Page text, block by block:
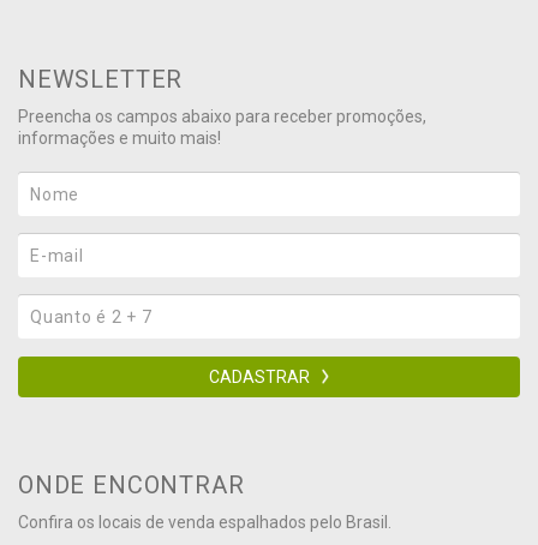
NEWSLETTER
Preencha os campos abaixo para receber promoções,
informações e muito mais!
CADASTRAR
ONDE ENCONTRAR
Confira os locais de venda espalhados pelo Brasil.